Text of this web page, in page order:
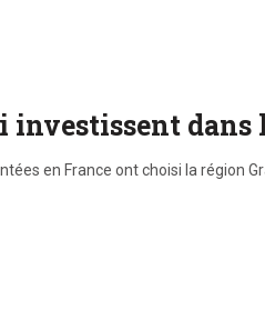
investissent dans
en France ont choisi la région